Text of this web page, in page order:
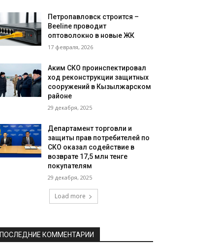
Петропавловск строится –
Beeline проводит
оптоволокно в новые ЖК
17 февраля, 2026
Аким СКО проинспектировал
ход реконструкции защитных
сооружений в Кызылжарском
районе
29 декабря, 2025
Департамент торговли и
защиты прав потребителей по
СКО оказал содействие в
возврате 17,5 млн тенге
покупателям
29 декабря, 2025
Load more
ПОСЛЕДНИЕ КОММЕНТАРИИ